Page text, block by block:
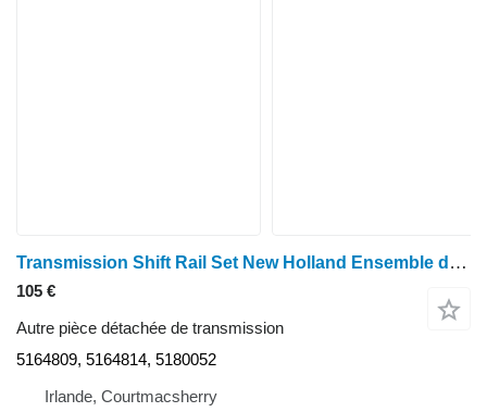
Transmission Shift Rail Set New Holland Ensemble de rails de commande de transmission TM120, TM130 : références 5164809, 5164814 et 51800 pour tracteur à roues New Holland Tm120, Tm130
105 €
Autre pièce détachée de transmission
5164809, 5164814, 5180052
Irlande, Courtmacsherry